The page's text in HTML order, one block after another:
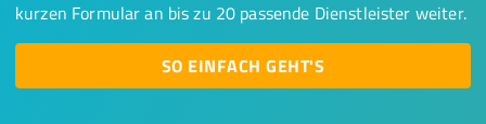
kurzen Formular an bis zu 20 passende Dienstleister weiter.
SO EINFACH GEHT'S